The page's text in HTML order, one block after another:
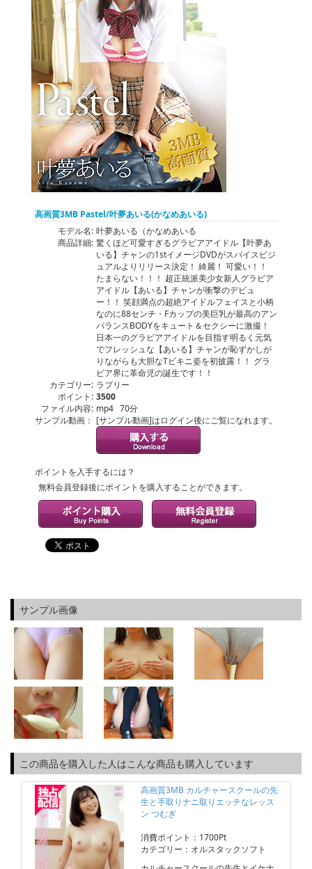
高画質3MB Pastel/叶夢あいる(かなめあいる)
モデル名: 叶夢あいる（かなめあいる
商品詳細: 驚くほど可愛すぎるグラビアアイドル【叶夢あ
いる】チャンの1stイメージDVDがスパイスビジ
ュアルよりリリース決定！ 綺麗！ 可愛い！！
たまらない！！！ 超正統派美少女新人グラビア
アイドル【あいる】チャンが衝撃のデビュ
ー！！ 笑顔満点の超絶アイドルフェイスと小柄
なのに88センチ・Fカップの美巨乳が最高のアン
バランスBODYをキュート＆セクシーに激撮！
日本一のグラビアアイドルを目指す明るく元気
でフレッシュな【あいる】チャンが恥ずかしが
りながらも大胆なTビキニ姿を初披露！！ グラ
ビア界に革命児の誕生です！！
カテゴリー: ラブリー
ポイント: 3500
ファイル内容: mp4 70分
サンプル動画： [サンプル動画]はログイン後にご覧になれます。
ポイントを入手するには？
無料会員登録後にポイントを購入することができます。
サンプル画像
この商品を購入した人はこんな商品も購入しています
高画質3MB カルチャースクールの先
生と手取りナニ取りエッチなレッス
ン つむぎ
消費ポイント：1700Pt
カテゴリー：オルスタックソフト